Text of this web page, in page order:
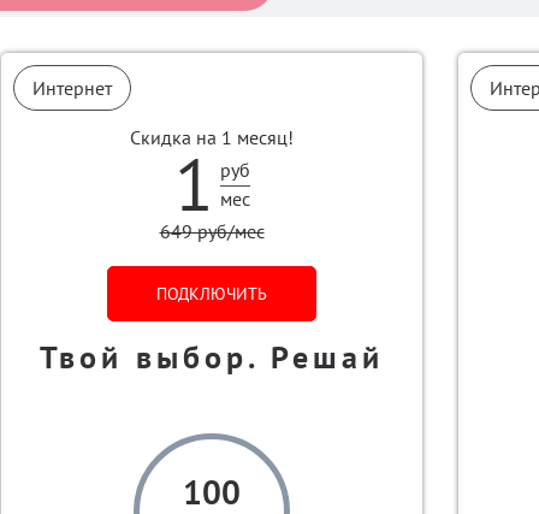
Интернет
Скидка на 1 месяц!
1 руб
мес
649 руб/мес
ПОДКЛЮЧИТЬ
Твой выбор. Решай
100